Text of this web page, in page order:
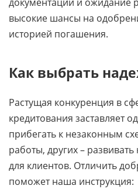
высокие шансы на
историей погашения.
Как выбрать
Растущая конкуренция в
кредитования заставляет
прибегать к незаконным
работы, других –
для клиентов. Отличить
поможет наша инструкция: